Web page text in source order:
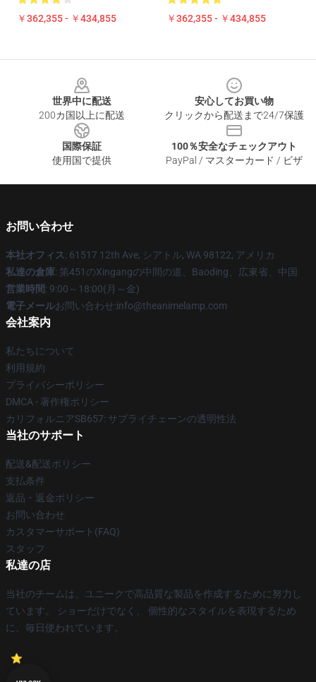
￥362,355 - ￥434,855 ￥362,355 - ￥434,855
世界中に配送
200カ国以上に配送
安心してお買い物
クリックから配送まで24/7保護
国際保証
使用国で提供
100％安全なチェックアウト
PayPal / マスターカード / ビザ
お問い合わせ
本社オフィス: 61517 12th Ave, シアトル, WA 98122, アメリカ
私達の倉庫: 第451のXingangの中間の道、Baoding、広東省、中国
営業時間: 9:00～18:00(月～金)
電子メールお問い合わせ:info@theanimelamp.com
会社案内
私たちについて
利用規約
プライバシーポリシー
DMCA - 著作権ポリシー
カリフォルニアSB657: サプライチェーンの透明性法
当社のサポート
配送&配送ポリシー
支払条件
返品・返金ポリシー
お問い合わせ
カスタマーサポート(FAQ)
スタッフ
私達の店
当社のチームは、ユニークで高品質な製品を作成するために努力し
ています。 ショーだけでなく、 個性的なスタイルを表現するため
に、毎日使われています。